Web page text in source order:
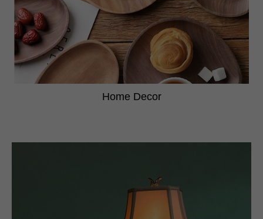
Home Decor